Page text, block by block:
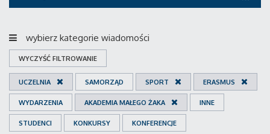
wybierz kategorie wiadomości
WYCZYŚĆ FILTROWANIE
UCZELNIA SAMORZĄD SPORT ERASMUS
WYDARZENIA AKADEMIA MAŁEGO ŻAKA INNE
STUDENCI KONKURSY KONFERENCJE